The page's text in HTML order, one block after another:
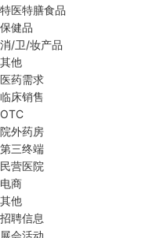
特医特膳食品
保健品
消/卫/妆产品
其他
医药需求
临床销售
OTC
院外药房
第三终端
民营医院
电商
其他
招聘信息
展会活动